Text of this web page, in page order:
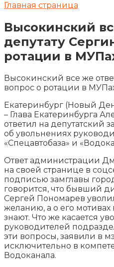
Главная страница
Высокинский
депутату
ротации в
Высокинский все же
вопрос о ротации в
Екатеринбург (Новый
– Глава Екатеринбурга
ответил на депутатский
об увольнениях
«Спецавтобаза» и
Ответ администрации
на своей странице в
подписью замглавы
говорится, что бывший
Сергей Пономарев
желанию, а о его
знают. Что же касается
руководителей
эти вопросы, заявили в
исключительно в
Водоканала.